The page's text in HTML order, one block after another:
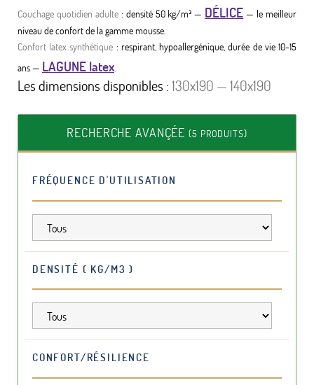
Couchage quotidien adulte: densité 50 kg/m³ — DÉLICE — le meilleur
niveau de confort de la gamme mousse.
Confort latex synthétique : respirant, hypoallergénique, durée de vie 10-15
ans — LAGUNE latex.
Les dimensions disponibles : 130x190 — 140x190
RECHERCHE AVANÇÉE(5 PRODUITS)
FRÉQUENCE D'UTILISATION
DENSITÉ ( KG/M3 )
CONFORT/RÉSILIENCE